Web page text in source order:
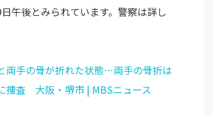
午後とみられています。警察は詳し
手の骨が折れた状態…両手の骨折は
捜査 大阪・堺市 | MBSニュース